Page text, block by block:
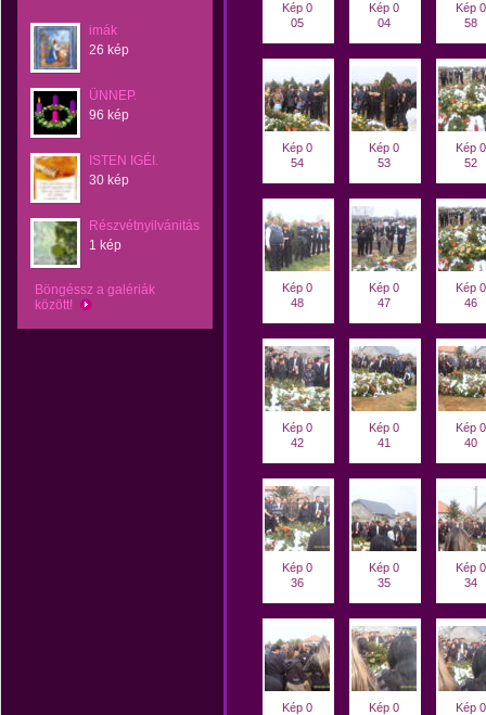
imák
26 kép
ÜNNEP.
96 kép
ISTEN IGÉI.
30 kép
Részvétnyilvánitás
1 kép
Böngéssz a galériák
között!
Kép 0
05
Kép 0
04
Kép 0
58
Kép 0
54
Kép 0
53
Kép 0
52
Kép 0
48
Kép 0
47
Kép 0
46
Kép 0
42
Kép 0
41
Kép 0
40
Kép 0
36
Kép 0
35
Kép 0
34
Kép 0
Kép 0
Kép 0